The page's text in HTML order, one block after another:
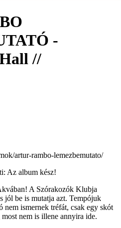
-
//
artur-rambo-lemezbemutato/
Az album kész!
A Szórakozók Klubja
jól be is mutatja azt. Tempójuk
nem ismernek tréfát, csak egy skót
nem is illene annyira ide.